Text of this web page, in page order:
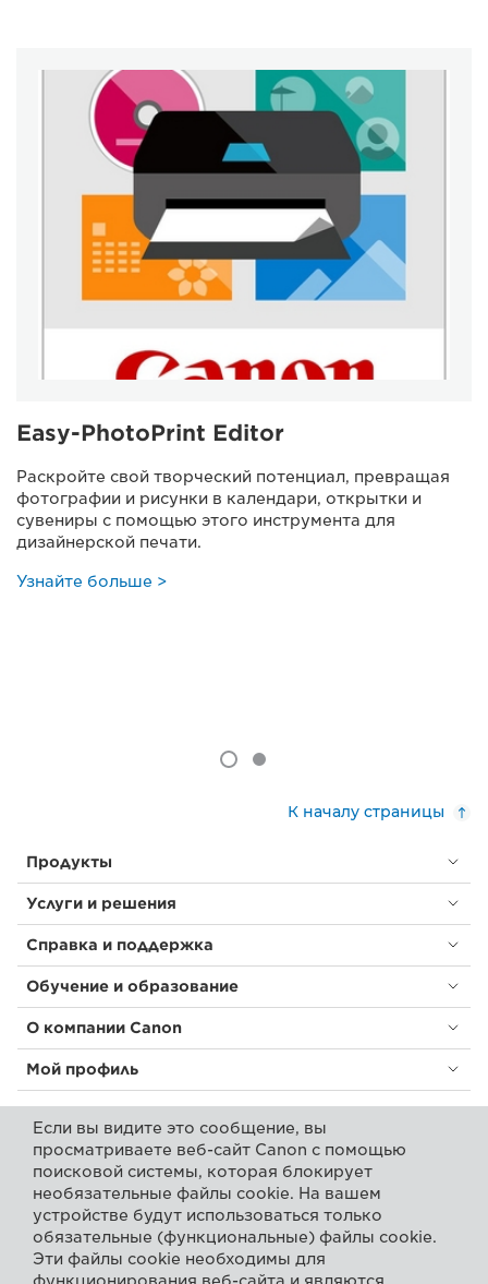
Easy-PhotoPrint Editor
Раскройте свой творческий потенциал, превращая
фотографии и рисунки в календари, открытки и
сувениры с помощью этого инструмента для
дизайнерской печати.
Узнайте больше >
Если вы видите это сообщение, вы
просматриваете веб-сайт Canon с помощью
поисковой системы, которая блокирует
необязательные файлы cookie. На вашем
устройстве будут использоваться только
обязательные (функциональные) файлы cookie.
Эти файлы cookie необходимы для
К началу страницы
Продукты
Услуги и решения
Справка и поддержка
Обучение и образование
О компании Canon
Мой профиль
Условия использованияУведомление о файлах cookie
Доступность
Конфиденциальность
Заявление о современном рабстве (PDF)
Потребитель: где купитьБизнес: где купить
Параметры файлов cookie